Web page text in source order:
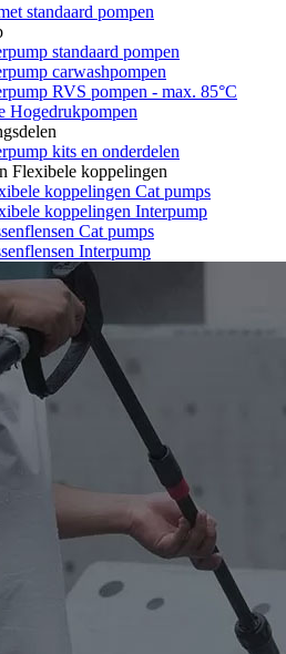
standaard pompen
standaard pompen
carwashpompen
RVS pompen - max. 85°C
Hogedrukpompen
kits en onderdelen
Flexibele koppelingen
koppelingen Cat pumps
koppelingen Interpump
Cat pumps
Interpump